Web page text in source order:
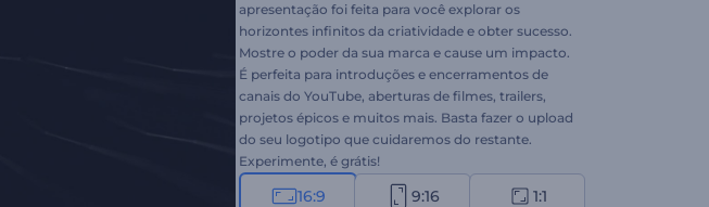
apresentação foi feita para você explorar os
horizontes infinitos da criatividade e obter sucesso.
Mostre o poder da sua marca e cause um impacto.
É perfeita para introduções e encerramentos de
canais do YouTube, aberturas de filmes, trailers,
projetos épicos e muitos mais. Basta fazer o upload
do seu logotipo que cuidaremos do restante.
Experimente, é grátis!
16:9 9:16 1:1